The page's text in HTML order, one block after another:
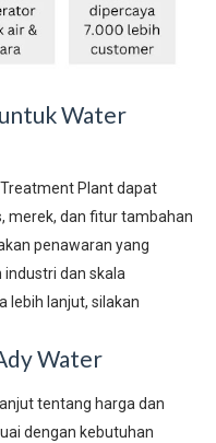
Water
Plant dapat
merek, dan fitur tambahan
penawaran yang
dan skala
lebih lanjut, silakan
Water
tentang harga dan
dengan kebutuhan